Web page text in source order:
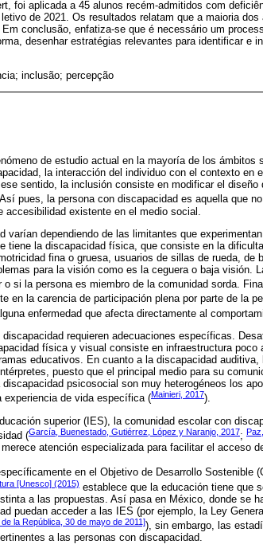
foi aplicada a 45 alunos recém-admitidos com
de 2021. Os resultados relatam que a maioria
conclusão, enfatiza-se que é necessário um
desenhar estratégias relevantes para identificar e
inclusão; percepção
de estudio actual en la mayoría de los ámbitos
la interacción del individuo con el contexto en
sentido, la inclusión consiste en modificar el
pues, la persona con discapacidad es aquella que
accesibilidad existente en el medio social.
varían dependiendo de las limitantes que
tiene la discapacidad física, que consiste en la
fina o gruesa, usuarios de sillas de rueda, de
para la visión como es la ceguera o baja visión.
o si la persona es miembro de la comunidad sorda.
en la carencia de participación plena por parte de la
enfermedad que afecta directamente al
requieren adecuaciones específicas.
física y visual consiste en infraestructura
educativos. En cuanto a la discapacidad
puesto que el principal medio para su
psicosocial son muy heterogéneos los
experiencia de vida específica (Mainieri, 2017).
superior (IES), la comunidad escolar con
(García, Buenestado, Gutiérrez, López y Naranjo, 2017;
atención especializada para facilitar el acceso
en el Objetivo de Desarrollo Sostenible
[Unesco] (2015) establece que la educación tiene que
a las propuestas. Así pasa en México, donde se
puedan acceder a las IES (por ejemplo, la Ley
la República, 30 de mayo de 2011]), sin embargo, las
a las personas con discapacidad.